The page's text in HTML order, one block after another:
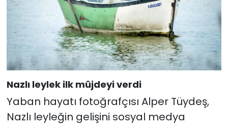
Nazlı leylek ilk müjdeyi verdi
Yaban hayatı fotoğrafçısı Alper Tüydeş,
Nazlı leyleğin gelişini sosyal medya